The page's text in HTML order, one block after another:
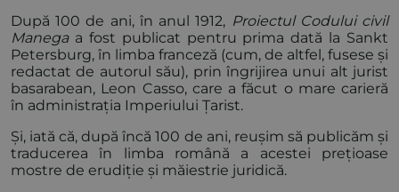
După 100 de ani, în anul 1912, Proiectul Codului civil
Manega a fost publicat pentru prima dată la Sankt
Petersburg, în limba franceză (cum, de altfel, fusese și
redactat de autorul său), prin îngrijirea unui alt jurist
basarabean, Leon Casso, care a făcut o mare carieră
în administrația Imperiului Țarist.
Și, iată că, după încă 100 de ani, reușim să publicăm și
traducerea în limba română a acestei prețioase
mostre de erudiție și măiestrie juridică.